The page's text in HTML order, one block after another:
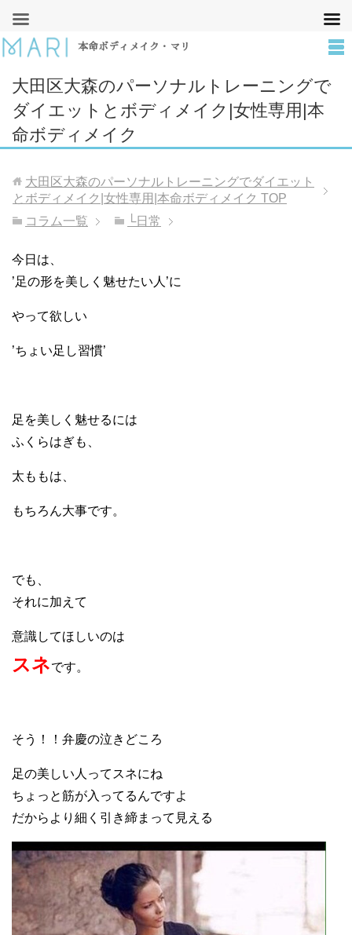
本命ボディメイク・マリ
大田区大森のパーソナルトレーニングで
ダイエットとボディメイク|女性専用|本
命ボディメイク
大田区大森のパーソナルトレーニングでダイエット
とボディメイク|女性専用|本命ボディメイク TOP
コラム一覧
└日常
今日は、
’足の形を美しく魅せたい人’に
やって欲しい
’ちょい足し習慣’
足を美しく魅せるには
ふくらはぎも、
太ももは、
もちろん大事です。
でも、
それに加えて
意識してほしいのは
スネです。
そう！！弁慶の泣きどころ
足の美しい人ってスネにね
ちょっと筋が入ってるんですよ
だからより細く引き締まって見える